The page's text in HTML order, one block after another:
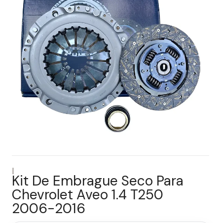
|
Kit De Embrague Seco Para
Chevrolet Aveo 1.4 T250
2006-2016